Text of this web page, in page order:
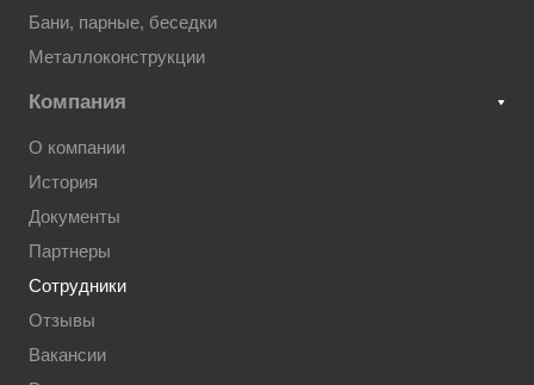
Бани, парные, беседки
Металлоконструкции
Компания
О компании
История
Документы
Партнеры
Сотрудники
Отзывы
Вакансии